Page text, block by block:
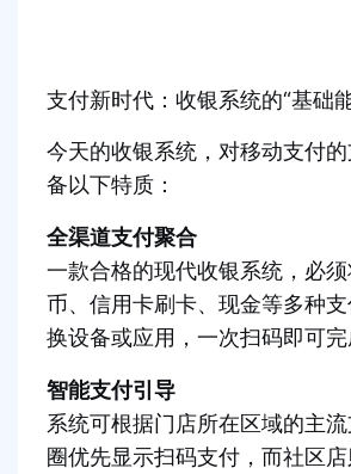
支付新时代：收银系统的“基础
今天的收银系统，对移动支付
备以下特质：
全渠道支付聚合
一款合格的现代收银系统，必
币、信用卡刷卡、现金等多种
换设备或应用，一次扫码即可完
智能支付引导
系统可根据门店所在区域的主
圈优先显示扫码支付，而社区